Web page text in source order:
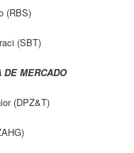
(RBS)
(SBT)
MERCADO
(DPZ&T)